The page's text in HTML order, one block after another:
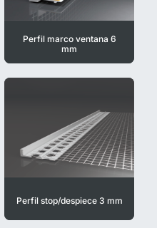
Perfil marco ventana 6
mm
Perfil stop/despiece 3 mm